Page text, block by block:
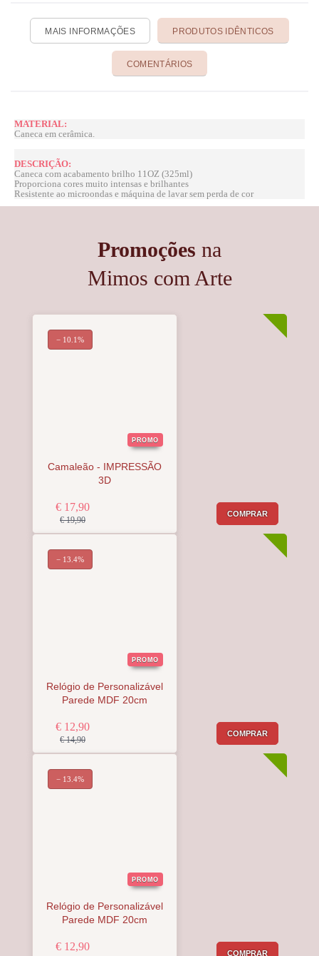
MAIS INFORMAÇÕES PRODUTOS IDÊNTICOS
COMENTÁRIOS
MATERIAL:
Caneca em cerâmica.
DESCRIÇÃO:
Caneca com acabamento brilho 11OZ (325ml)
Proporciona cores muito intensas e brilhantes
Resistente ao microondas e máquina de lavar sem perda de cor
Promoções na
Mimos com Arte
PROMO
Camaleão - IMPRESSÃO
3D
€ 17,90
€ 19,90
COMPRAR
− 10.1%
PROMO
Relógio de Personalizável
Parede MDF 20cm
€ 12,90
€ 14,90
COMPRAR
− 13.4%
PROMO
Relógio de Personalizável
Parede MDF 20cm
€ 12,90
COMPRAR
− 13.4%